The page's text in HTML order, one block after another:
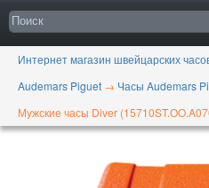
Интернет магазин швейцарских
Audemars Piguet → Часы Audemars
Мужские часы Diver